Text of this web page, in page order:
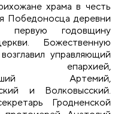
храма в честь
Победоносца деревни
первую годовщину
Божественную
управляющий
епархией,
Артемий,
и Волковысский.
Гродненской